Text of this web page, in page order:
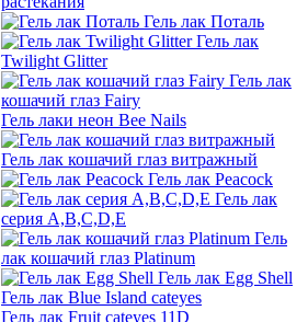
Гель лак Поталь
Гель лак
Twilight Glitter
Гель лак
кошачий глаз Fairy
Гель лаки неон Bee Nails
Гель лак кошачий глаз витражный
Гель лак Peacock
Гель лак
серия A,B,C,D,E
Гель
лак кошачий глаз Platinum
Гель лак Egg Shell
Гель лак Blue Island cateyes
Гель лак Fruit cateyes 11D